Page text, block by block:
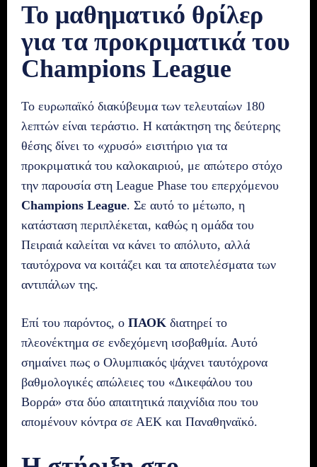
Το μαθηματικό θρίλερ
για τα προκριματικά του
Champions League
Το ευρωπαϊκό διακύβευμα των τελευταίων 180
λεπτών είναι τεράστιο. Η κατάκτηση της δεύτερης
θέσης δίνει το «χρυσό» εισιτήριο για τα
προκριματικά του καλοκαιριού, με απώτερο στόχο
την παρουσία στη League Phase του επερχόμενου
Champions League. Σε αυτό το μέτωπο, η
κατάσταση περιπλέκεται, καθώς η ομάδα του
Πειραιά καλείται να κάνει το απόλυτο, αλλά
ταυτόχρονα να κοιτάζει και τα αποτελέσματα των
αντιπάλων της.
Επί του παρόντος, ο ΠΑΟΚ διατηρεί το
πλεονέκτημα σε ενδεχόμενη ισοβαθμία. Αυτό
σημαίνει πως ο Ολυμπιακός ψάχνει ταυτόχρονα
βαθμολογικές απώλειες του «Δικεφάλου του
Βορρά» στα δύο απαιτητικά παιχνίδια που του
απομένουν κόντρα σε ΑΕΚ και Παναθηναϊκό.